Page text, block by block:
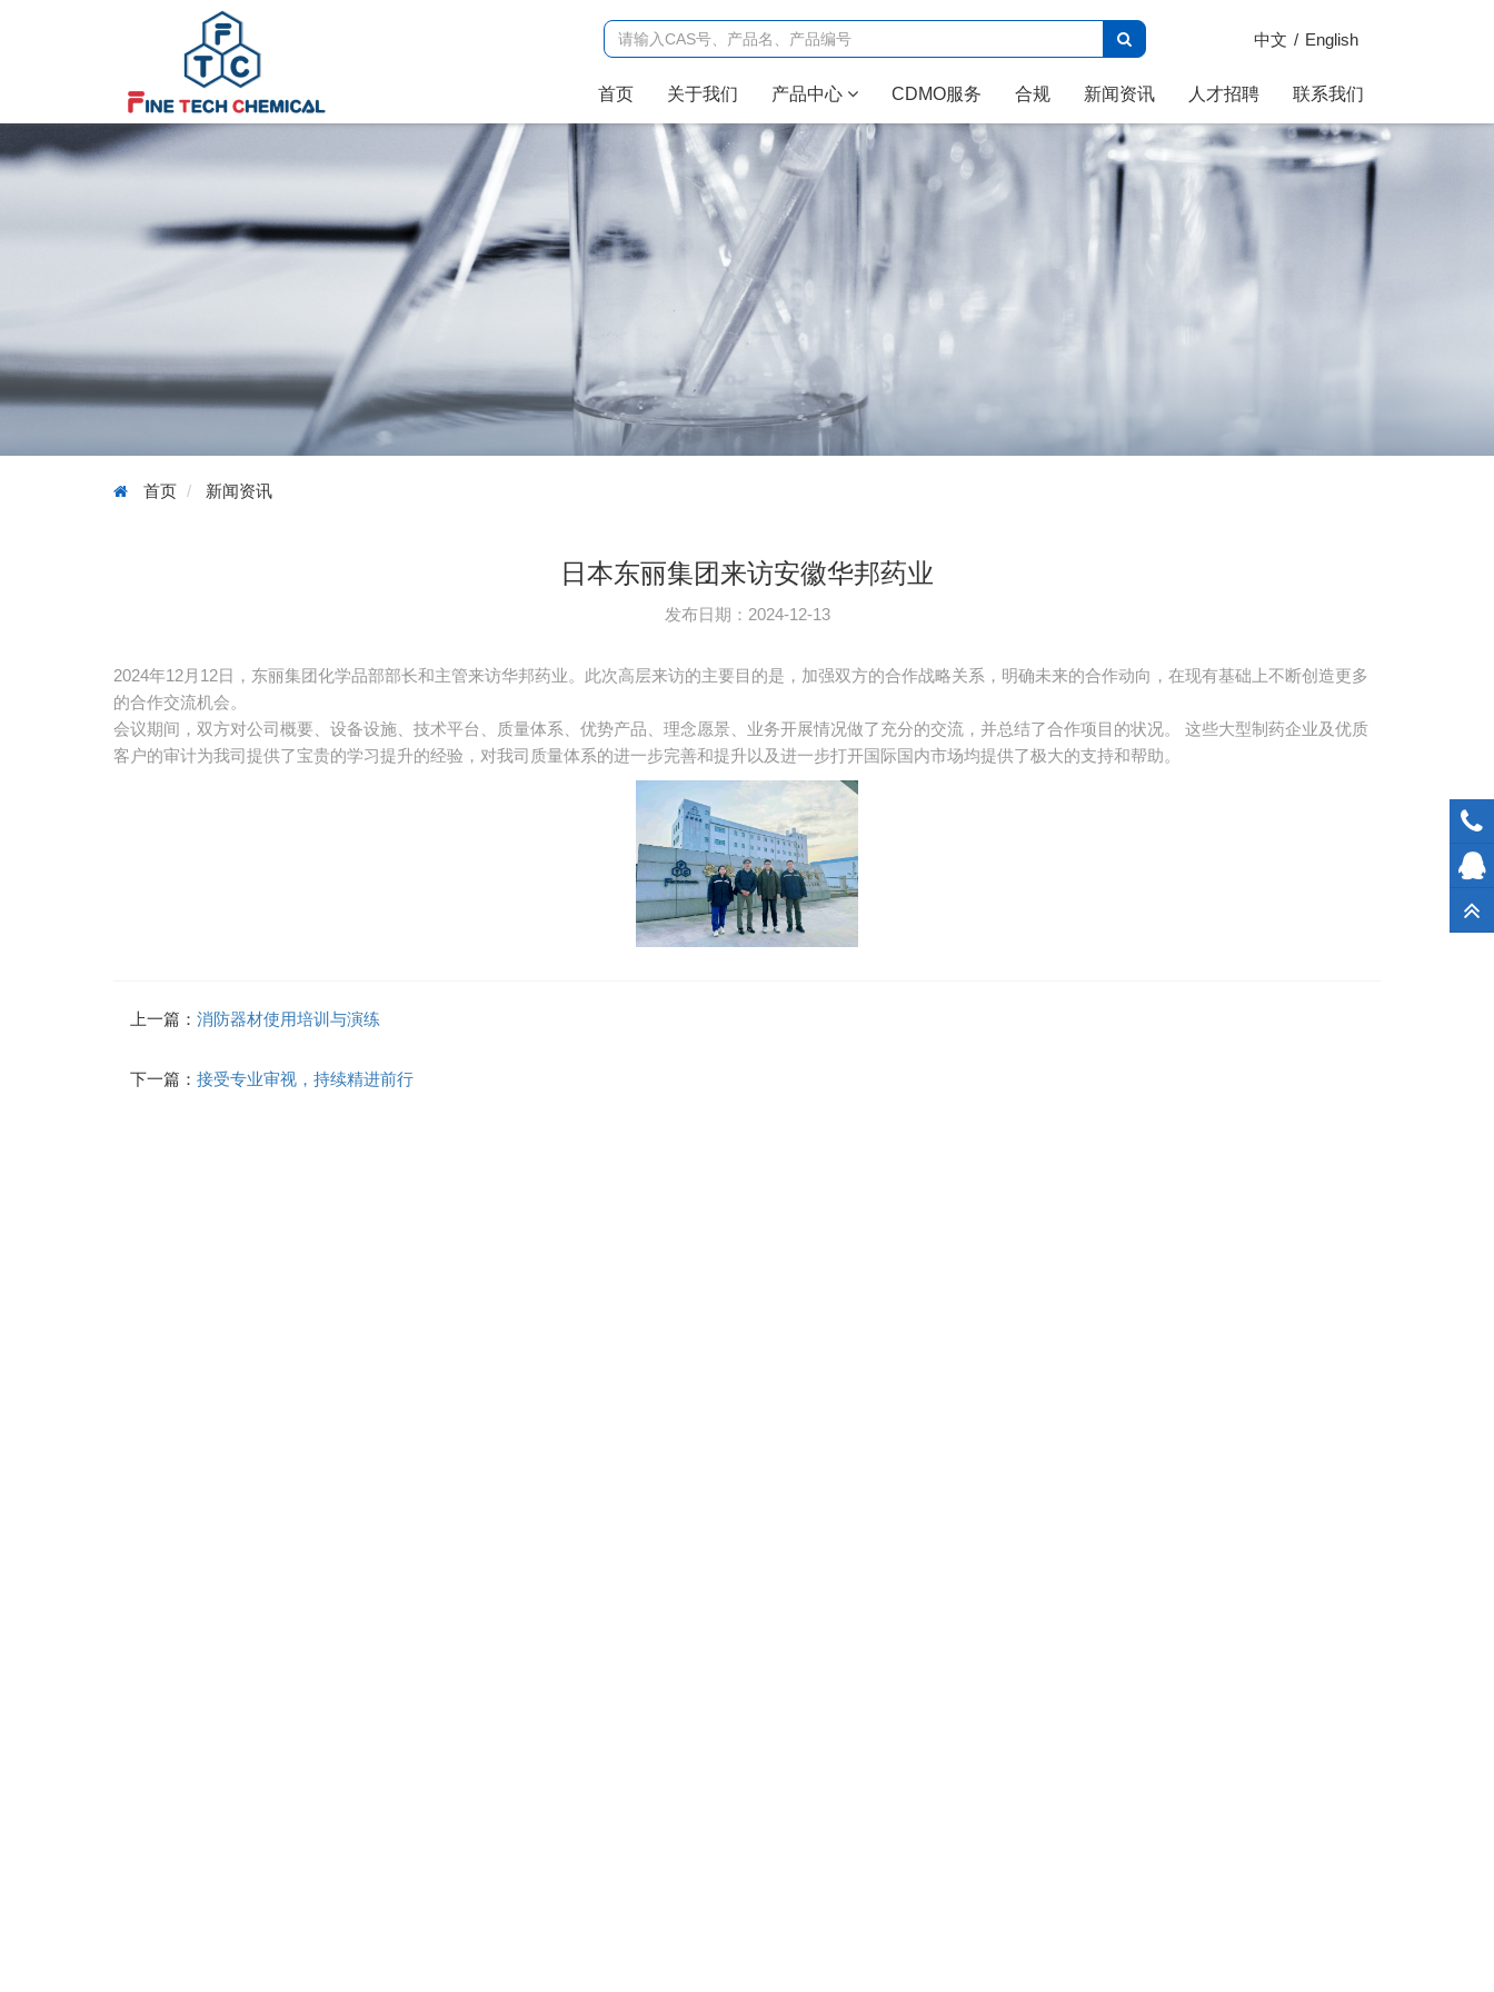
中文 English
首页(current)关于我们 产品中心 CDMO服务 合规 新闻资讯 人才招聘 联系我们
首页 新闻资讯
日本东丽集团来访安徽华邦药业
发布日期：2024-12-13
2024年12月12日，东丽集团化学品部部长和主管来访华邦药业。此次高层来访的主要目的是，加强双方的合作战略关系，明确未来的合作动向，在现有基础上不断创造更多
的合作交流机会。
会议期间，双方对公司概要、设备设施、技术平台、质量体系、优势产品、理念愿景、业务开展情况做了充分的交流，并总结了合作项目的状况。 这些大型制药企业及优质
客户的审计为我司提供了宝贵的学习提升的经验，对我司质量体系的进一步完善和提升以及进一步打开国际国内市场均提供了极大的支持和帮助。
上一篇： 消防器材使用培训与演练
下一篇： 接受专业审视，持续精进前行